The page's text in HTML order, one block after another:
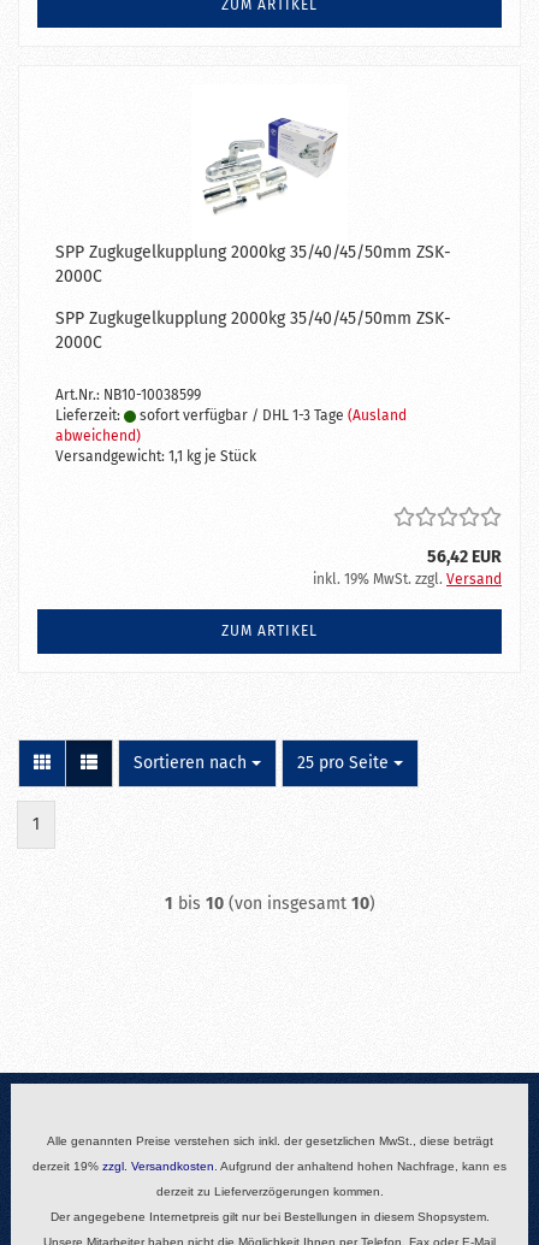
ZUM ARTIKEL
SPP Zugkugelkupplung 2000kg 35/40/45/50mm ZSK-
2000C
SPP Zugkugelkupplung 2000kg 35/40/45/50mm ZSK-
2000C
Art.Nr.: NB10-10038599
Lieferzeit:
sofort verfügbar / DHL 1-3 Tage (Ausland
abweichend)
Versandgewicht: 1,1 kg je Stück
56,42 EUR
inkl. 19% MwSt. zzgl. Versand
ZUM ARTIKEL
Sortieren nach
Sortieren nach 25 pro Seite
pro Seite
1
1 bis 10(von insgesamt 10)
Alle genannten Preise verstehen sich inkl. der gesetzlichen MwSt., diese beträgt
derzeit 19% zzgl. Versandkosten . Aufgrund der anhaltend hohen Nachfrage, kann es
derzeit zu Lieferverzögerungen kommen.
Der angegebene Internetpreis gilt nur bei Bestellungen in diesem Shopsystem.
Unsere Mitarbeiter haben nicht die Möglichkeit Ihnen per Telefon, Fax oder E-Mail